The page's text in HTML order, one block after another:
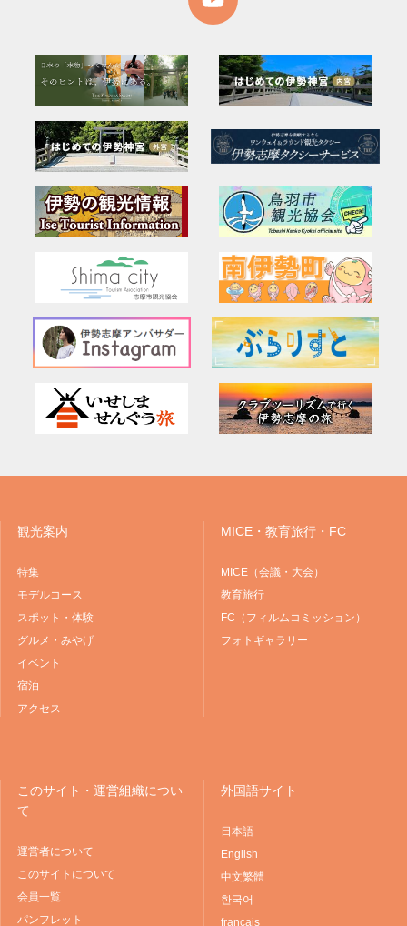
観光案内
特集
モデルコース
スポット・体験
グルメ・みやげ
イベント
宿泊
アクセス
MICE・教育旅行・FC
MICE（会議・大会）
教育旅行
FC（フィルムコミッション）
フォトギャラリー
このサイト・運営組織につい
て
運営者について
このサイトについて
会員一覧
パンフレット
外国語サイト
日本語
English
中文繁體
한국어
français